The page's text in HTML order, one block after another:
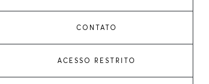
CONTATO
ACESSO RESTRITO